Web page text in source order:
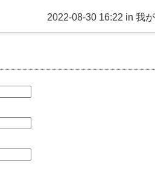
2022-08-30 16:22 in 我